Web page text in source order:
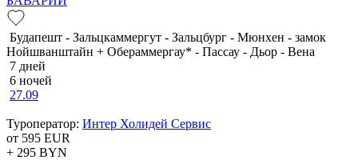
Будапешт - Зальцкаммергут - Зальцбург - Мюнхен - замок
Нойшванштайн + Обераммергау* - Пассау - Дьор - Вена
7 дней
6 ночей
27.09
Туроператор: Интер Холидей Сервис
от 595 EUR
+ 295 BYN